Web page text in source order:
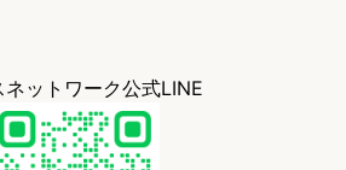
ネットワーク公式LINE